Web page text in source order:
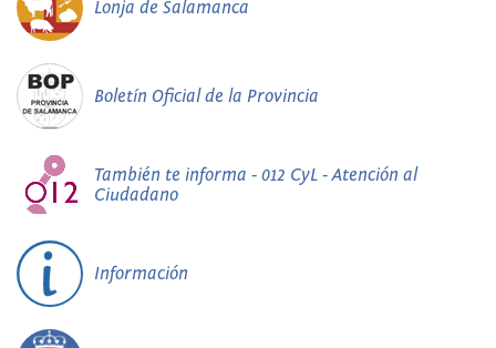
Lonja de Salamanca
Boletín Oficial de la Provincia
También te informa - 012 CyL - Atención al
Ciudadano
Información